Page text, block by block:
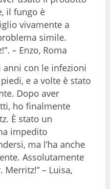
il fungo è
vivamente a
simile.
– Enzo, Roma
con le infezioni
e a volte è stato
Dopo aver
ho finalmente
È stato un
impedito
ma l’ha anche
Assolutamente
– Luisa,